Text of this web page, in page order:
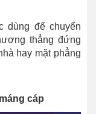
dùng để chuyển
thẳng đứng
hay mặt phẳng
cáp